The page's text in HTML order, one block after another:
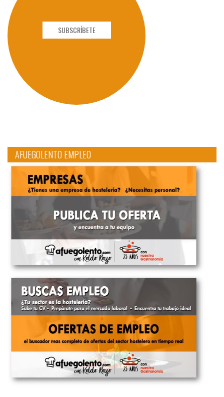
SUBSCRÍBETE
AFUEGOLENTO EMPLEO